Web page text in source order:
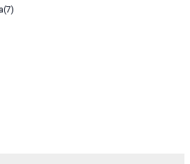
(7)